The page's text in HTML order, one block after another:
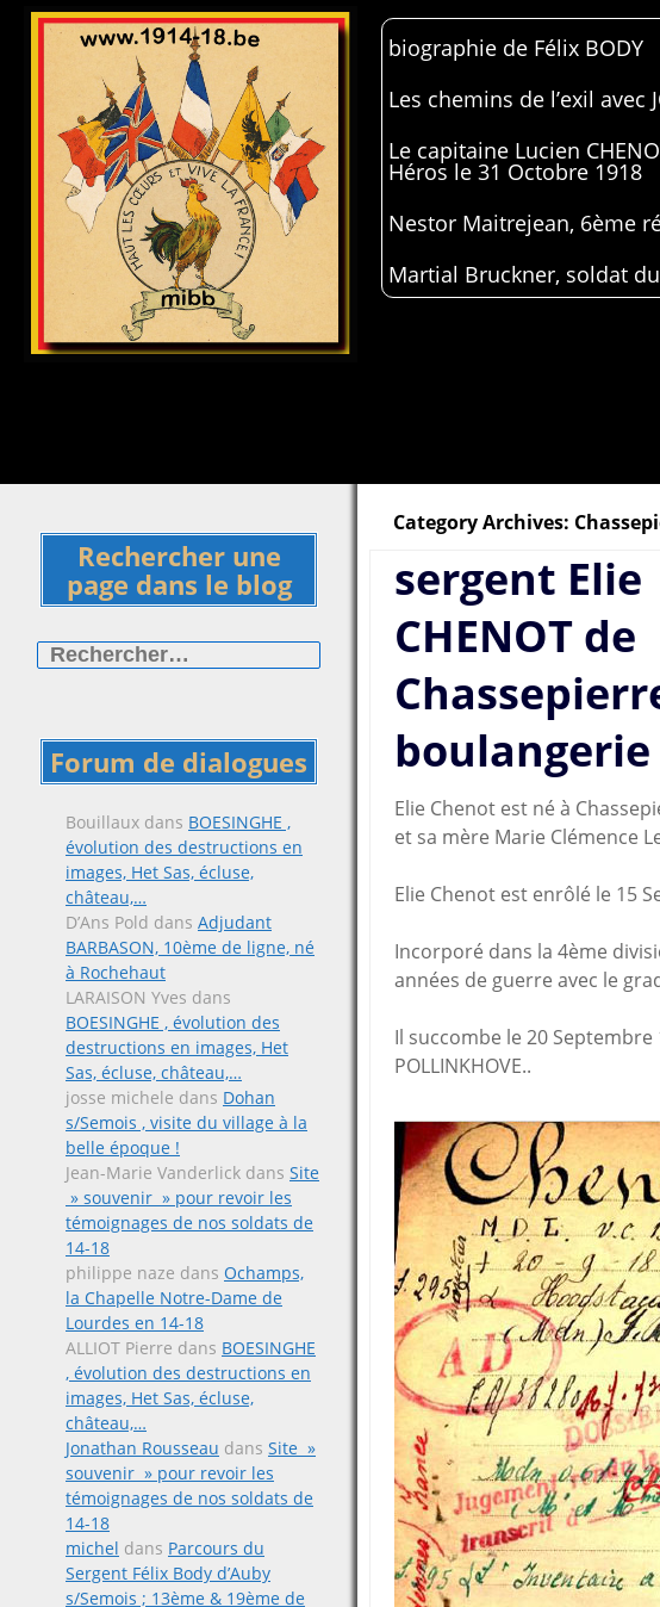
biographie de Félix BODY
Les chemins de l’exil avec
Le capitaine Lucien
Héros le 31 Octobre 1918
Nestor Maitrejean, 6ème
Martial Bruckner, soldat
Rechercher une
page dans le blog
Forum de dialogues
Bouillaux dans BOESINGHE ,
évolution des destructions en
images, Het Sas, écluse,
château,…
D’Ans Pold dans Adjudant
BARBASON, 10ème de ligne, né
à Rochehaut
LARAISON Yves dans
BOESINGHE , évolution des
destructions en images, Het
Sas, écluse, château,…
josse michele dans Dohan
s/Semois , visite du village à la
belle époque !
Jean-Marie Vanderlick dans Site
» souvenir » pour revoir les
témoignages de nos soldats de
14-18
philippe naze dans Ochamps,
la Chapelle Notre-Dame de
Lourdes en 14-18
ALLIOT Pierre dans BOESINGHE
, évolution des destructions en
images, Het Sas, écluse,
château,…
Jonathan Rousseau dans Site »
souvenir » pour revoir les
témoignages de nos soldats de
14-18
michel dans Parcours du
Sergent Félix Body d’Auby
s/Semois ; 13ème & 19ème de
Category Archives:
sergent Elie
CHENOT de
Elie Chenot est né à
et sa mère Marie Clémence
Elie Chenot est enrôlé le 15
Incorporé dans la 4ème
années de guerre avec le
Il succombe le 20 Septembre
POLLINKHOVE..